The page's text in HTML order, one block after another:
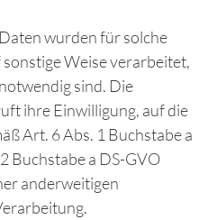
wurden für solche
Weise verarbeitet,
sind. Die
ihre Einwilligung, auf die
Art. 6 Abs. 1 Buchstabe a
Buchstabe a DS-GVO
anderweitigen